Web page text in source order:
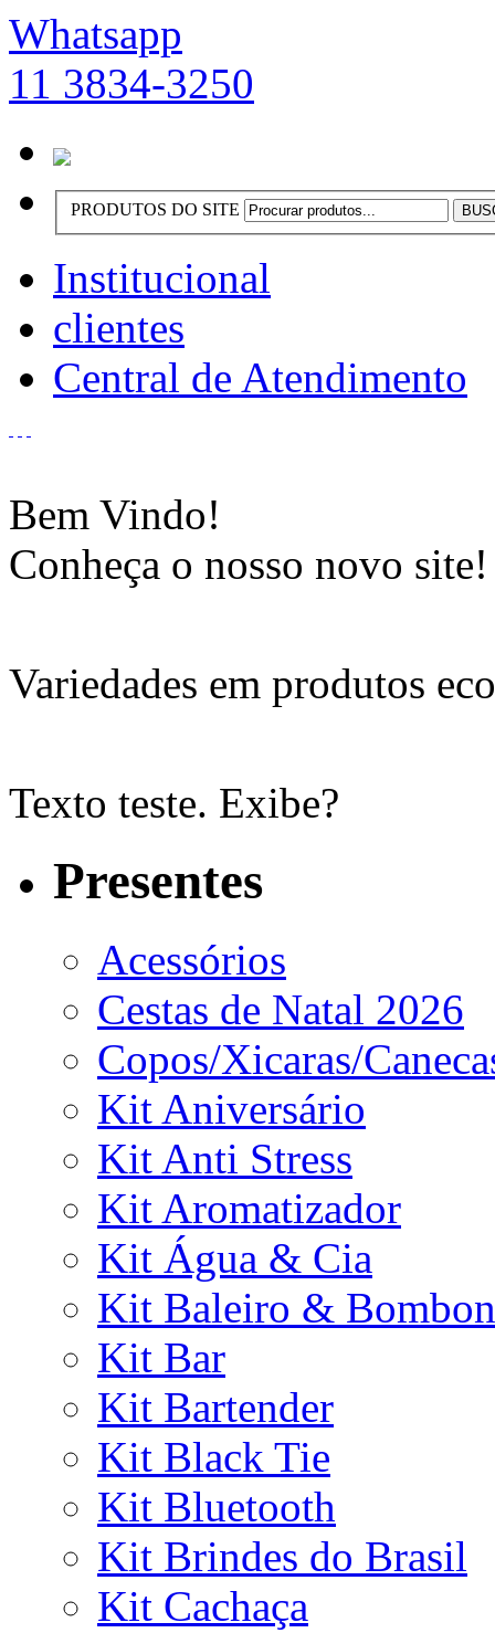
Whatsapp
11 3834-3250
PRODUTOS DO SITE
Institucional
clientes
Central de Atendimento
Bem Vindo!
Conheça o nosso novo site!
Variedades em produtos
Texto teste. Exibe?
Presentes
Acessórios
Cestas de Natal 2026
Copos/Xicaras/
Kit Aniversário
Kit Anti Stress
Kit Aromatizador
Kit Água & Cia
Kit Baleiro &
Kit Bar
Kit Bartender
Kit Black Tie
Kit Bluetooth
Kit Brindes do Brasil
Kit Cachaça